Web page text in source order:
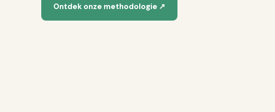
Ontdek onze methodologie ↗